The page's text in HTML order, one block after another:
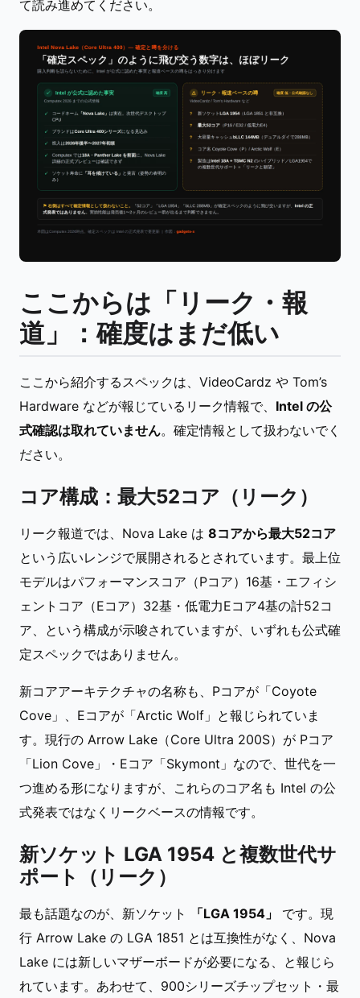
て読み進めてください。
ここからは「リーク・報
道」：確度はまだ低い
ここから紹介するスペックは、VideoCardz や Tom’s
Hardware などが報じているリーク情報で、 Intel の公
式確認は取れていません。確定情報として扱わないでく
ださい。
コア構成：最大52コア（リーク）
リーク報道では、Nova Lake は 8コアから最大52コア
という広いレンジで展開されるとされています。最上位
モデルはパフォーマンスコア（Pコア）16基・エフィシ
ェントコア（Eコア）32基・低電力Eコア4基の計52コ
ア、という構成が示唆されていますが、いずれも公式確
定スペックではありません。
新コアアーキテクチャの名称も、Pコアが「Coyote
Cove」、Eコアが「Arctic Wolf」と報じられていま
す。現行の Arrow Lake（Core Ultra 200S）が Pコア
「Lion Cove」・Eコア「Skymont」なので、世代を一
つ進める形になりますが、これらのコア名も Intel の公
式発表ではなくリークベースの情報です。
新ソケット LGA 1954 と複数世代サ
ポート（リーク）
最も話題なのが、新ソケット 「LGA 1954」
です。現
行 Arrow Lake の LGA 1851 とは互換性がなく、Nova
Lake には新しいマザーボードが必要になる、と報じら
れています。あわせて、900シリーズチップセット・最